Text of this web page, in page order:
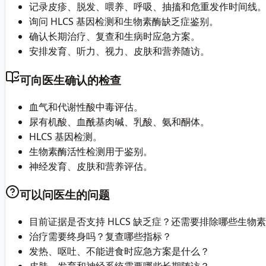
记录皮疹、脱发、喂养、呼吸、抽搐和危重发作时间线。
询问 HLCS 基因检测和生物素酶缺乏症鉴别。
确认长期治疗、复查和生病时应急方案。
安排发育、听力、视力、皮肤和营养随访。
可向医生确认的检查
血气和代谢性酸中毒评估。
尿有机酸、血酰基肉碱、乳酸、氨和酮体。
HLCS 基因检测。
生物素酶活性检测用于鉴别。
神经发育、皮肤和营养评估。
可以问医生的问题
目前证据是否支持 HLCS 缺乏症？还需要排除哪些生物
治疗需要终身吗？复查哪些指标？
发热、呕吐、不能进食时应急方案是什么？